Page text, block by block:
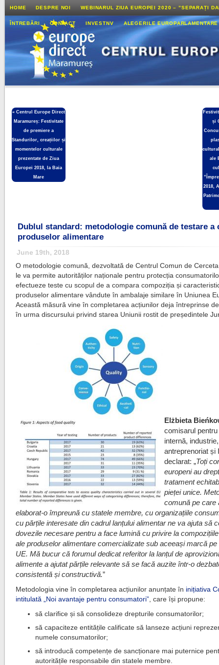
HOME DESPRE NOI WEBINARUL ZIUA EUROPEI 2020 – ”SEPARAȚI
ÎNTREBĂRI CONTACT INVESTNV ALEGERILE
«Centrul Europe Direct
Maramureș: Festivitate
de premiere a
Standurilor, creațiilor și
momentelor culturale
prezentate de Ziua
Europei 2018, la Baia
Mare
și
ale
2018,
Dublul standard: metodologie comună de testare a
produselor alimentare
June 19th, 2018
O metodologie comună, dezvoltată de Centrul Comun de
le va permite autorităților naționale pentru protecția
efectueze teste cu scopul de a compara compoziția și
produselor alimentare vândute în ambalaje similare în Uniunea
Această măsură vine în completarea acțiunilor deja întreprinse
în urma discursului privind starea Uniunii rostit de președintele
Elżbieta
comisarul pentru
internă, industrie,
antreprenoriat și
declarat: „Toți
europeni au
tratament
pieței unice.
comună pe care
elaborat-o împreună cu statele membre, cu organizațiile
cu părțile interesate din cadrul lanțului alimentar ne va ajuta să
dovezile necesare pentru a face lumină cu privire la
ale produselor alimentare comercializate sub aceeași marcă pe
UE. Mă bucur că forumul dedicat referitor la lanțul de
alimente a ajutat părțile relevante să se facă auzite într-o
consistentă și constructivă.”
Metodologia vine în completarea acțiunilor anunțate în inițiativa
intitulată „Noi avantaje pentru consumatori” , care își propune:
să clarifice și să consolideze drepturile consumatorilor;
să capaciteze entitățile calificate să lanseze acțiuni
numele consumatorilor;
să introducă competențe de sancționare mai puternice
autoritățile responsabile din statele membre.